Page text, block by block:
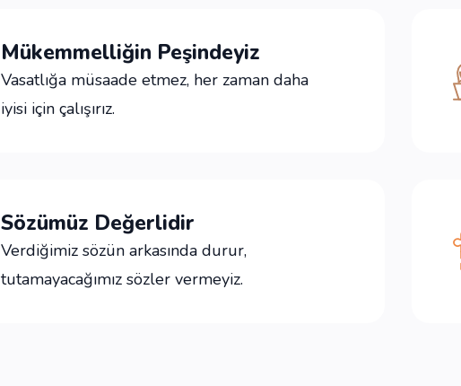
Mükemmelliğin Peşindeyiz
Vasatlığa müsaade etmez, her zaman daha
iyisi için çalışırız.
Sözümüz Değerlidir
Verdiğimiz sözün arkasında durur,
tutamayacağımız sözler vermeyiz.